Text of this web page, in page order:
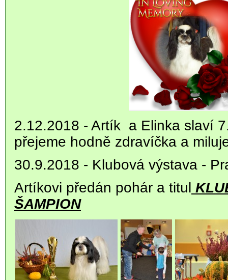
2.12.2018 - Artík a Elinka slaví
přejeme hodně zdravíčka a
30.9.2018 - Klubová výstava -
Artíkovi předán pohár a titul
ŠAMPION